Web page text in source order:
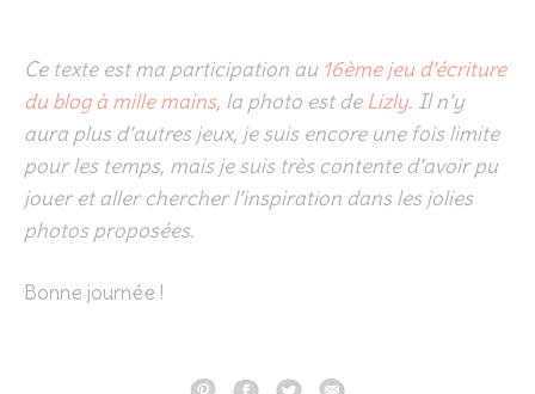
Ce texte est ma participation au 16ème jeu d’écriture
du blog à mille mains, la photo est de Lizly. Il n’y
aura plus d’autres jeux, je suis encore une fois limite
pour les temps, mais je suis très contente d’avoir pu
jouer et aller chercher l’inspiration dans les jolies
photos proposées.
Bonne journée !